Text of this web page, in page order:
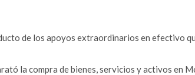
de los apoyos extraordinarios en efectivo
la compra de bienes, servicios y activos en